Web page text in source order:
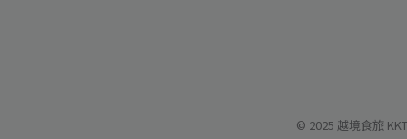
© 2025 越境食旅